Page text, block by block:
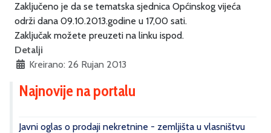
Zaključeno je da se tematska sjednica Općinskog vijeća
održi dana 09.10.2013.godine u 17,00 sati.
Zaključak možete preuzeti na linku ispod.
Detalji
Kreirano: 26 Rujan 2013
Najnovije na portalu
Javni oglas o prodaji nekretnine - zemljišta u vlasništvu